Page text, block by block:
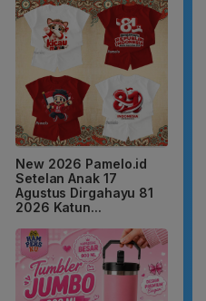
New 2026 Pamelo.id
Setelan Anak 17
Agustus Dirgahayu 81
2026 Katun...